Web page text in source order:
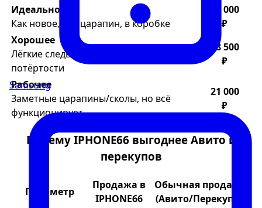
Samsung
Идеальное
Как новое, без царапин, в коробке
34 000
₽
Хорошее
Лёгкие следы использования, мелкие
потёртости
28 500
₽
Рабочее
Заметные царапины/сколы, но всё
функционирует
21 000
₽
Почему IPHONE66 выгоднее Авито и
перекупов
Параметр
Продажа в
IPHONE66
Обычная продажа
(Авито/Перекупы)